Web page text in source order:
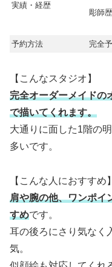
実績・経歴
彫師
予約方法 完全
【こんなスタジオ】
完全オーダーメイドの
で描いてくれます。
大通りに面した1階の
多いです。
【こんな人におすすめ】
肩や腕の他、ワンポイ
すめです。
耳の後ろにさり気なく
気。